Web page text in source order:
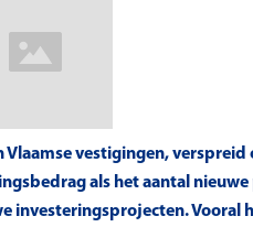
vestigingen,
als het aantal
investeringsprojecten. Vooral